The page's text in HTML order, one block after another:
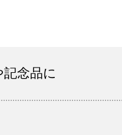
念品に